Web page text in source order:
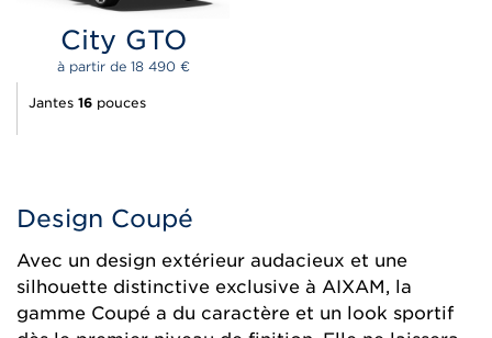
City GTO
à partir de 18 490 €
Jantes 16 pouces
Design Coupé
Avec un design extérieur audacieux et une
silhouette distinctive exclusive à AIXAM, la
gamme Coupé a du caractère et un look sportif